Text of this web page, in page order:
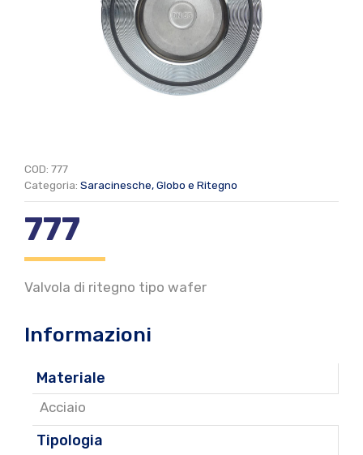
COD: 777
Categoria: Saracinesche, Globo e Ritegno
777
Valvola di ritegno tipo wafer
Informazioni
Materiale
Acciaio
Tipologia